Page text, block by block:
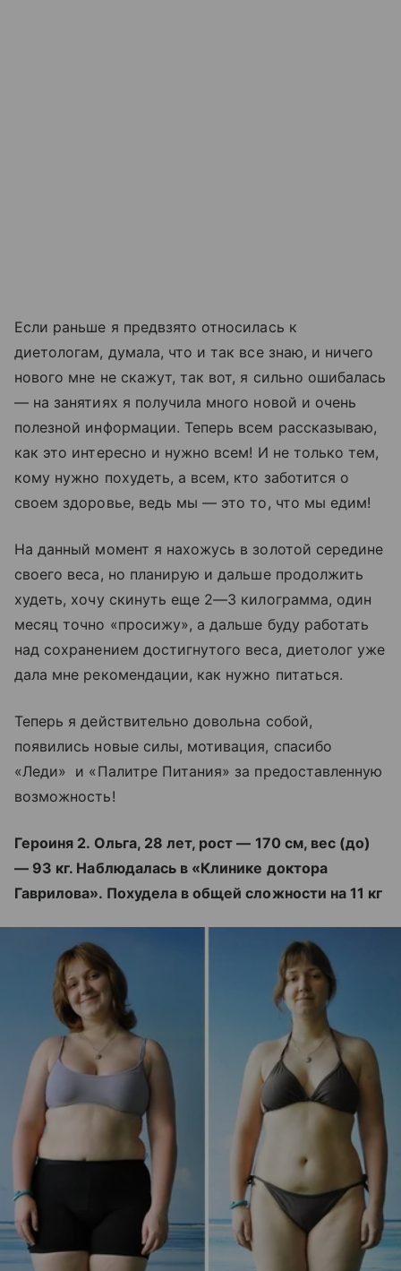
Если раньше я предвзято относилась к
диетологам, думала, что и так все знаю, и ничего
нового мне не скажут, так вот, я сильно ошибалась
— на занятиях я получила много новой и очень
полезной информации. Теперь всем рассказываю,
как это интересно и нужно всем! И не только тем,
кому нужно похудеть, а всем, кто заботится о
своем здоровье, ведь мы — это то, что мы едим!
На данный момент я нахожусь в золотой середине
своего веса, но планирую и дальше продолжить
худеть, хочу скинуть еще 2—3 килограмма, один
месяц точно «просижу», а дальше буду работать
над сохранением достигнутого веса, диетолог уже
дала мне рекомендации, как нужно питаться.
Теперь я действительно довольна собой,
появились новые силы, мотивация, спасибо
«Леди» и «Палитре Питания» за предоставленную
возможность!
Героиня 2. Ольга, 28 лет, рост — 170 см, вес (до)
— 93 кг. Наблюдалась в «Клинике доктора
Гаврилова». Похудела в общей сложности на 11 кг